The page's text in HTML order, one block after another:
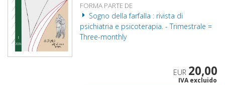
FORMA PARTE DE
Sogno della farfalla : rivista di
psichiatria e psicoterapia. - Trimestrale =
Three-monthly
EUR 20,00
IVA excluido